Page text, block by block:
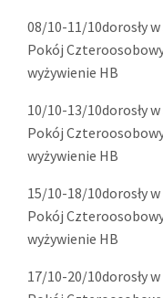
08/10-11/10dorosły
Pokój
wyżywienie HB
10/10-13/10dorosły
Pokój
wyżywienie HB
15/10-18/10dorosły
Pokój
wyżywienie HB
17/10-20/10dorosły